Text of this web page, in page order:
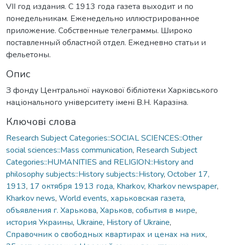
VII год издания. С 1913 года газета выходит и по
понедельникам. Еженедельно иллюстрированное
приложение. Собственные телеграммы. Широко
поставленный областной отдел. Ежедневно статьи и
фельетоны.
Опис
З фонду Центральної наукової бібліотеки Харківського
національного університету імені В.Н. Каразіна.
Ключові слова
Research Subject Categories::SOCIAL SCIENCES::Other
social sciences::Mass communication, Research Subject
Categories::HUMANITIES and RELIGION::History and
philosophy subjects::History subjects::History, October 17,
1913, 17 октября 1913 года, Kharkov, Kharkov newspaper,
Kharkov news, World events, харьковская газета,
объявления г. Харькова, Харьков, события в мире,
история Украины, Ukraine, History of Ukraine,
Справочник о свободных квартирах и ценах на них,